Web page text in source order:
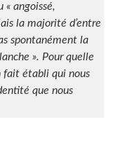
« angoissé,
la majorité d’entre
spontanément la
». Pour quelle
fait établi qui nous
que nous